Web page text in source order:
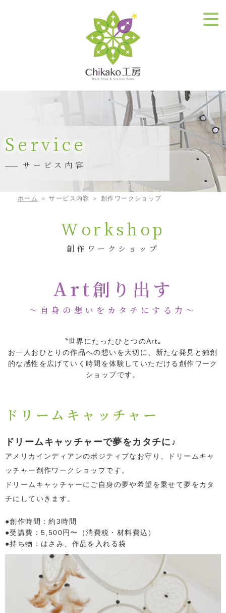
Service
サービス内容
ホーム ＞ サービス内容 ＞ 創作ワークショップ
Workshop
創作ワークショップ
Art創り出す
～自身の想いをカタチにする力～
〝世界にたったひとつのArt〟
お一人おひとりの作品への想いを大切に、新たな発見と独創
的な感性を広げていく時間を体験していただける創作ワーク
ショップです。
ドリームキャッチャー
ドリームキャッチャーで夢をカタチに♪
アメリカインディアンのポジティブなお守り、ドリームキャ
ッチャー創作ワークショップです。
ドリームキャッチャーにご自身の夢や希望を乗せて夢をカタ
チにしていきます。
●創作時間：約3時間
●受講費：5,500円〜（消費税・材料費込）
●持ち物：はさみ、作品を入れる袋